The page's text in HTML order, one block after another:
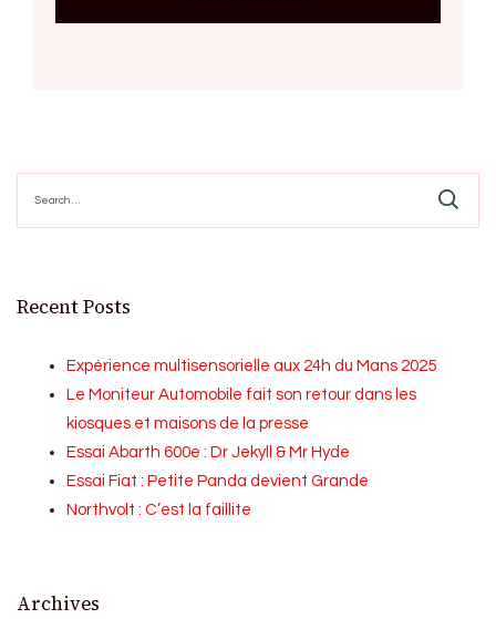
for:
Recent Posts
Expérience multisensorielle aux 24h du Mans 2025
Le Moniteur Automobile fait son retour dans les
kiosques et maisons de la presse
Essai Abarth 600e : Dr Jekyll & Mr Hyde
Essai Fiat : Petite Panda devient Grande
Northvolt : C’est la faillite
Archives